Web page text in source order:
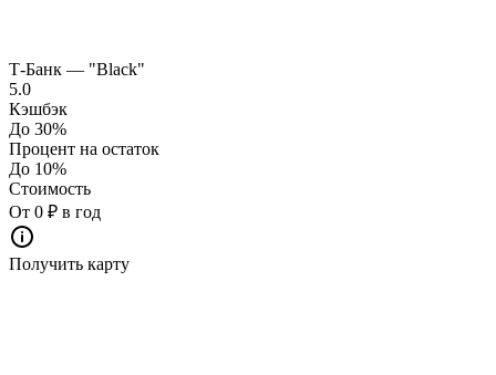
Т-Банк — "Black"
5.0
Кэшбэк
До 30%
Процент на остаток
До 10%
Стоимость
От 0 ₽ в год
Получить карту